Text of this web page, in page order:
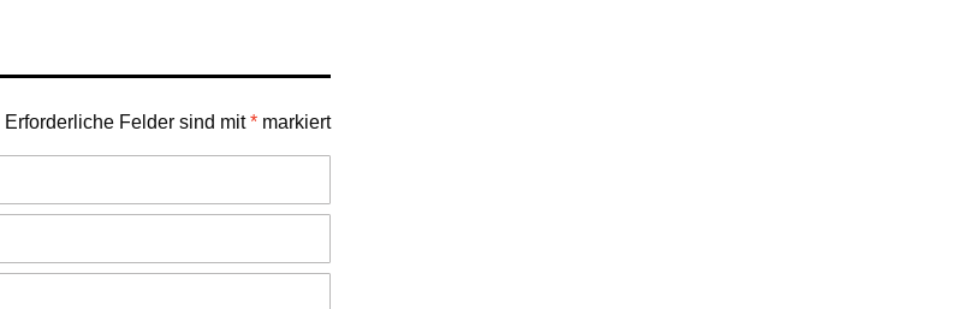
Erforderliche Felder sind mit* markiert